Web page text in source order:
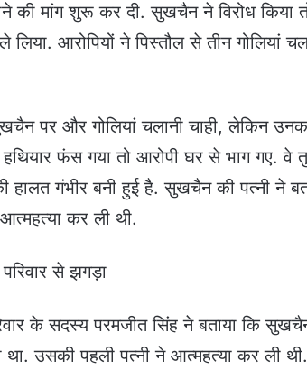
की मांग शुरू कर दी. सुखचैन ने विरोध किया
लिया. आरोपियों ने पिस्तौल से तीन गोलियां
पर और गोलियां चलानी चाही, लेकिन
हथियार फंस गया तो आरोपी घर से भाग
हालत गंभीर बनी हुई है. सुखचैन की पत्नी ने
कर ली थी.
से झगड़ा
के सदस्य परमजीत सिंह ने बताया कि
था. उसकी पहली पत्नी ने आत्महत्या कर ली